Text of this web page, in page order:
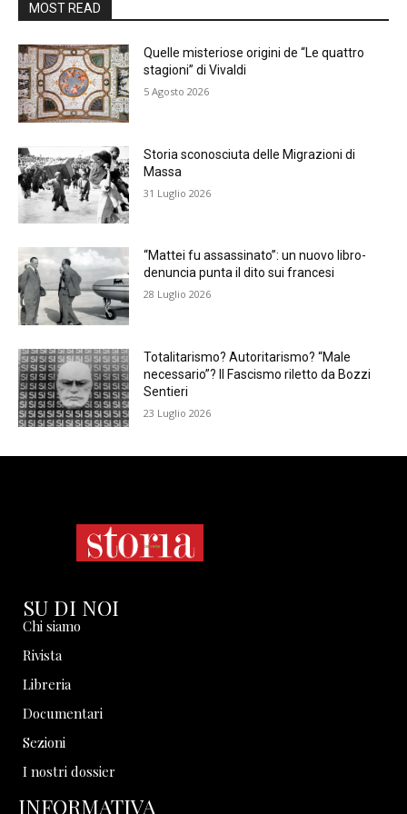
MOST READ
Quelle misteriose origini de “Le quattro
stagioni” di Vivaldi
5 Agosto 2026
Storia sconosciuta delle Migrazioni di
Massa
31 Luglio 2026
“Mattei fu assassinato”: un nuovo libro-
denuncia punta il dito sui francesi
28 Luglio 2026
Totalitarismo? Autoritarismo? “Male
necessario”? Il Fascismo riletto da Bozzi
Sentieri
23 Luglio 2026
SU DI NOI
Chi siamo
Rivista
Libreria
Documentari
Sezioni
I nostri dossier
INFORMATIVA